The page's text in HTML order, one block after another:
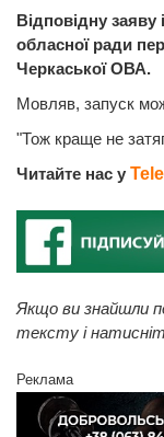
Відповідну заяву
обласної ради
Черкаської ОВА.
Мовляв, запуск
"Тож краще не
Читайте нас у
Якщо ви знайшли
тексту і
Реклама